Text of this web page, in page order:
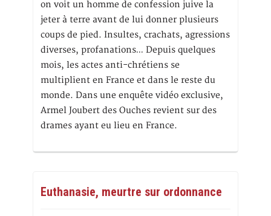
on voit un homme de confession juive la
jeter à terre avant de lui donner plusieurs
coups de pied. Insultes, crachats, agressions
diverses, profanations… Depuis quelques
mois, les actes anti-chrétiens se
multiplient en France et dans le reste du
monde. Dans une enquête vidéo exclusive,
Armel Joubert des Ouches revient sur des
drames ayant eu lieu en France.
Euthanasie, meurtre sur ordonnance